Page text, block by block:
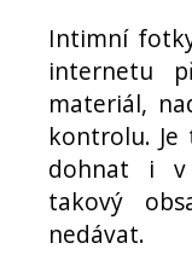
Intimní
internetu
materiál,
kontrolu. Je
dohnat i v
takový
nedávat.